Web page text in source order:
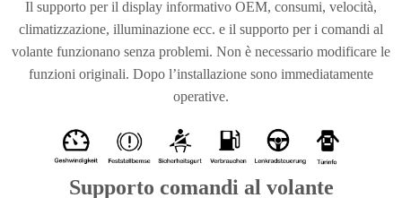
Il supporto per il display informativo OEM, consumi, velocità,
climatizzazione, illuminazione ecc. e il supporto per i comandi al
volante funzionano senza problemi. Non è necessario modificare le
funzioni originali. Dopo l’installazione sono immediatamente
operative.
Supporto comandi al volante